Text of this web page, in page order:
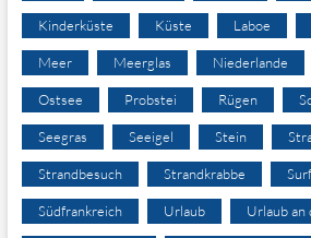
Kinderküste Küste Laboe
Meer Meerglas Niederlande
Ostsee Probstei Rügen
Seegras Seeigel Stein
Strandbesuch Strandkrabbe
Südfrankreich Urlaub Urlaub an